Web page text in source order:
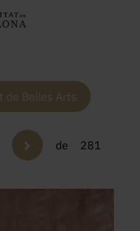
de Belles Arts
de 281